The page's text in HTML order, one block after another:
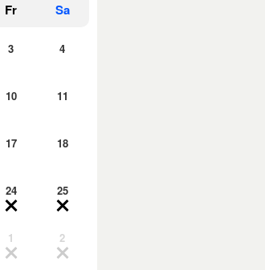
Fr Sa
3 4
10 11
17 18
24 25
1 2